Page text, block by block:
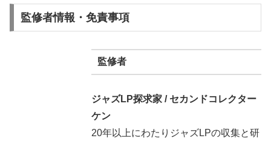
監修者情報・免責事項
監修者
ジャズLP探求家 / セカンドコレクター
ケン
20年以上にわたりジャズLPの収集と研